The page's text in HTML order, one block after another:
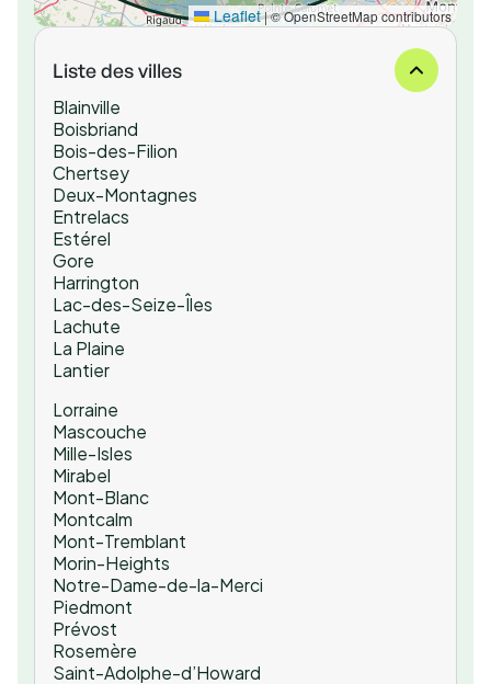
Leaflet|© OpenStreetMap contributors
Liste des villes
Blainville
Boisbriand
Bois-des-Filion
Chertsey
Deux-Montagnes
Entrelacs
Estérel
Gore
Harrington
Lac-des-Seize-Îles
Lachute
La Plaine
Lantier
Lorraine
Mascouche
Mille-Isles
Mirabel
Mont-Blanc
Montcalm
Mont-Tremblant
Morin-Heights
Notre-Dame-de-la-Merci
Piedmont
Prévost
Rosemère
Saint-Adolphe-d’Howard